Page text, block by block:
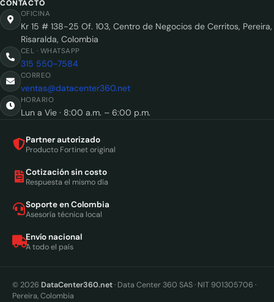
CONTACTO
OFICINA
Kr 15 # 138-25 Of. 103, Centro de Negocios de Cerritos, Pereira,
Risaralda, Colombia
CEL · WHATSAPP
315 550-7584
CORREO
ventas@datacenter360.net
HORARIO
Lun a Vie · 8:00 a.m. – 6:00 p.m.
Partner autorizado
Producto Fortinet original
Cotización sin costo
Respuesta el mismo día
Soporte en Colombia
Asesoría técnica local
Envío nacional
A todo el país
© 2026 DataCenter360.net· Data Center 360 SAS · NIT 901305706 ·
Pereira, Colombia